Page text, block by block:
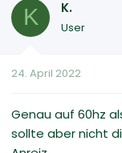
K K.
User
24. April 2022
Genau auf 60hz
sollte aber nicht